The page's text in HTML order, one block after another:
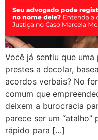
Você já sentiu que
prestes a decolar,
acordos verbais? No
comum que
deixem a burocracia
parece ser um
rápido para […]